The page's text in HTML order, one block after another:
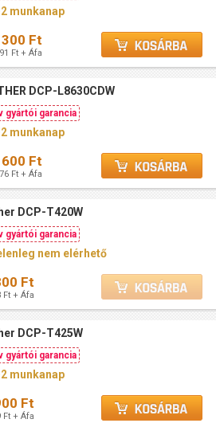
munkanap
Ft
Ft + Áfa
DCP-L8630CDW
gyártói garancia
munkanap
Ft
Ft + Áfa
DCP-T420W
gyártói garancia
nem elérhető
Ft
Ft + Áfa
DCP-T425W
gyártói garancia
munkanap
Ft
Ft + Áfa